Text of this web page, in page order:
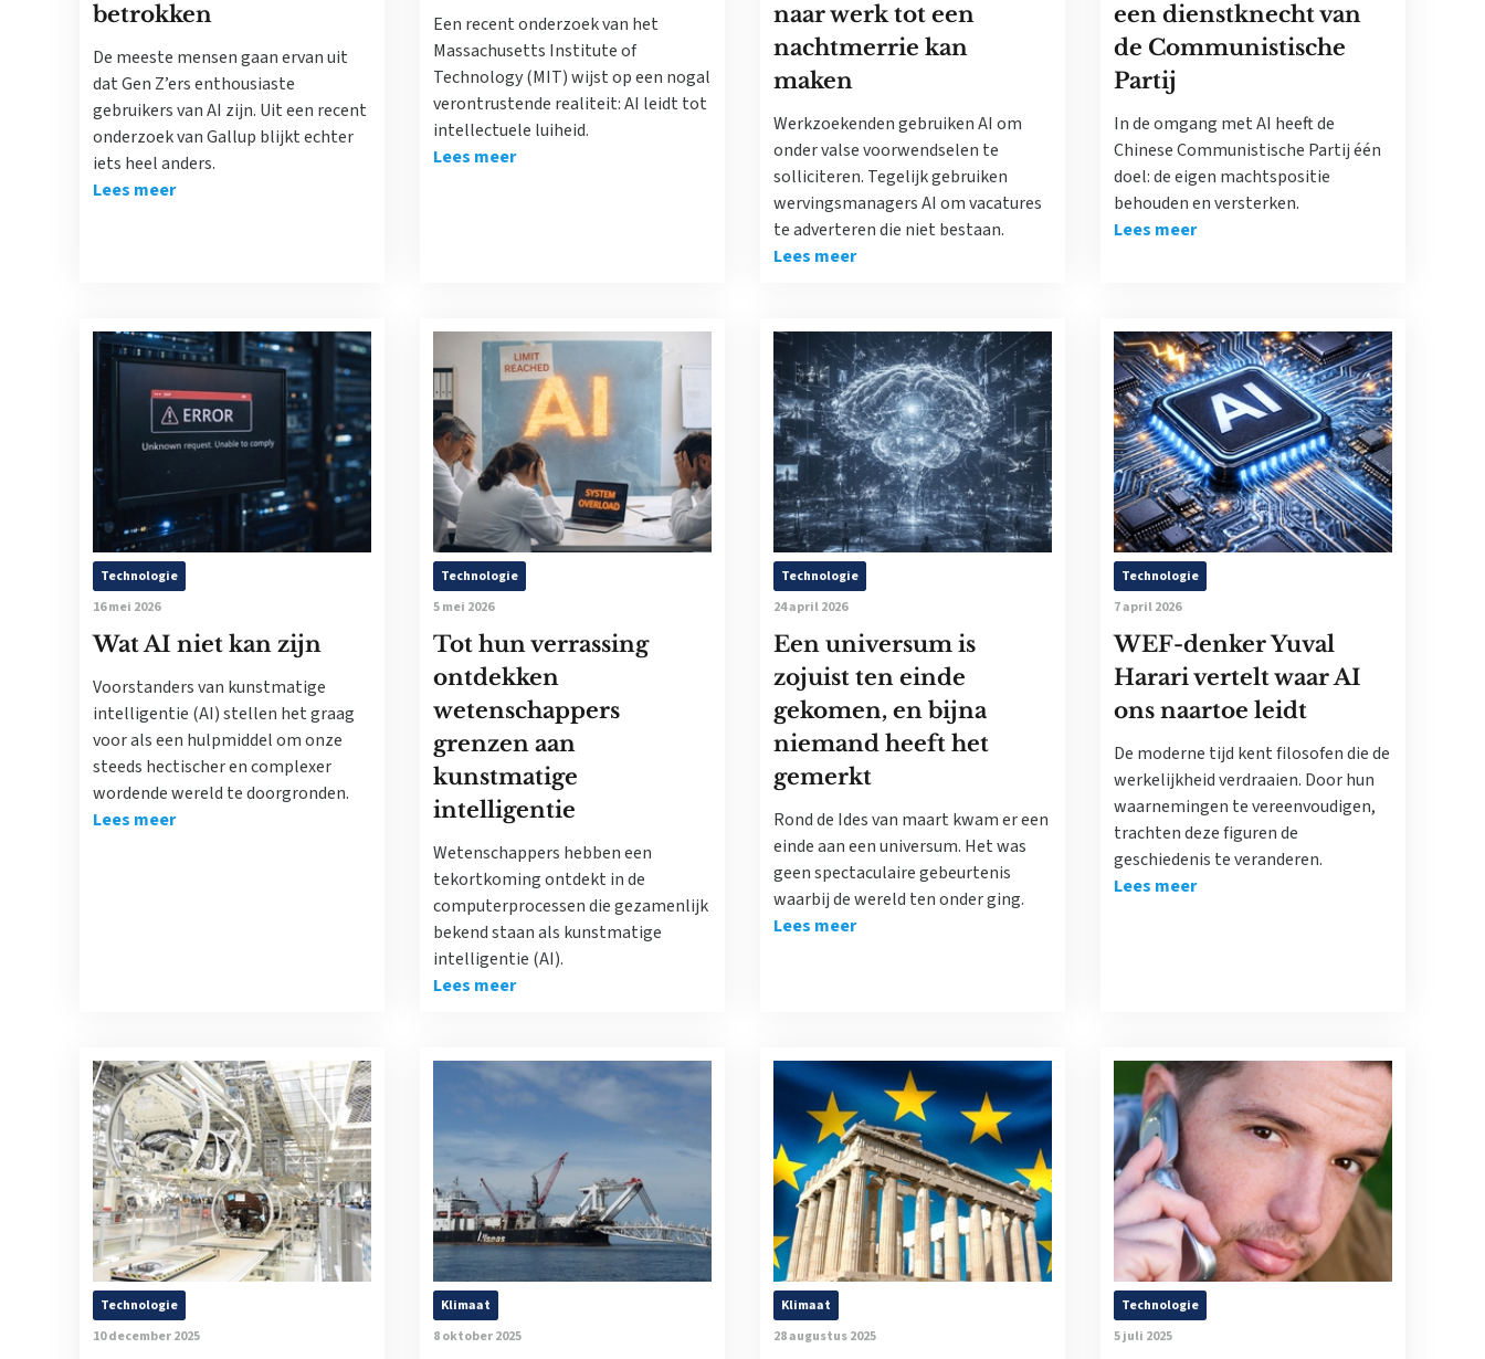
betrokken
De meeste mensen gaan ervan uit
dat Gen Z’ers enthousiaste
gebruikers van AI zijn. Uit een recent
onderzoek van Gallup blijkt echter
iets heel anders.
Lees meer
Een recent onderzoek van het
Massachusetts Institute of
Technology (MIT) wijst op een nogal
verontrustende realiteit: AI leidt tot
intellectuele luiheid.
Lees meer
naar werk tot een
nachtmerrie kan
maken
Werkzoekenden gebruiken AI om
onder valse voorwendselen te
solliciteren. Tegelijk gebruiken
wervingsmanagers AI om vacatures
te adverteren die niet bestaan.
Lees meer
een dienstknecht van
de Communistische
Partij
In de omgang met AI heeft de
Chinese Communistische Partij één
doel: de eigen machtspositie
behouden en versterken.
Lees meer
Technologie
16 mei 2026
Wat AI niet kan zijn
Voorstanders van kunstmatige
intelligentie (AI) stellen het graag
voor als een hulpmiddel om onze
steeds hectischer en complexer
wordende wereld te doorgronden.
Lees meer
Technologie
5 mei 2026
Tot hun verrassing
ontdekken
wetenschappers
grenzen aan
kunstmatige
intelligentie
Wetenschappers hebben een
tekortkoming ontdekt in de
computerprocessen die gezamenlijk
bekend staan als kunstmatige
intelligentie (AI).
Lees meer
Technologie
24 april 2026
Een universum is
zojuist ten einde
gekomen, en bijna
niemand heeft het
gemerkt
Rond de Ides van maart kwam er een
einde aan een universum. Het was
geen spectaculaire gebeurtenis
waarbij de wereld ten onder ging.
Lees meer
Technologie
7 april 2026
WEF-denker Yuval
Harari vertelt waar AI
ons naartoe leidt
De moderne tijd kent filosofen die de
werkelijkheid verdraaien. Door hun
waarnemingen te vereenvoudigen,
trachten deze figuren de
geschiedenis te veranderen.
Lees meer
Technologie
10 december 2025
Klimaat
8 oktober 2025
Klimaat
28 augustus 2025
Technologie
5 juli 2025